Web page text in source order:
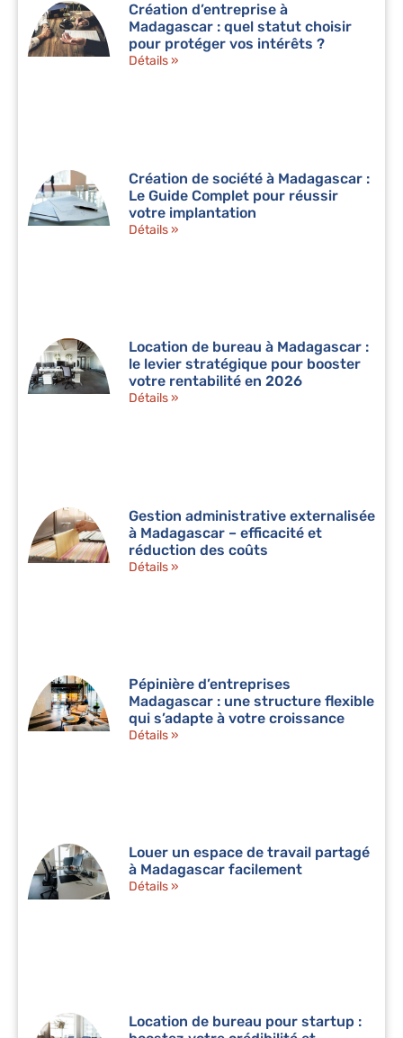
Création d’entreprise à
Madagascar : quel statut choisir
pour protéger vos intérêts ?
Détails »
Création de société à Madagascar :
Le Guide Complet pour réussir
votre implantation
Détails »
Location de bureau à Madagascar :
le levier stratégique pour booster
votre rentabilité en 2026
Détails »
Gestion administrative externalisée
à Madagascar – efficacité et
réduction des coûts
Détails »
Pépinière d’entreprises
Madagascar : une structure flexible
qui s’adapte à votre croissance
Détails »
Louer un espace de travail partagé
à Madagascar facilement
Détails »
Location de bureau pour startup :